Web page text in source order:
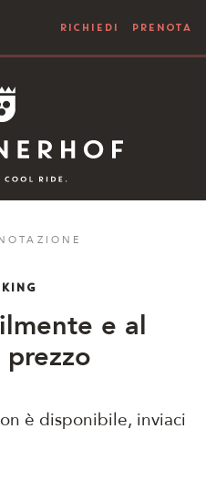
DE
RICHIEDI PRENOTA
e al
è disponibile, inviaci